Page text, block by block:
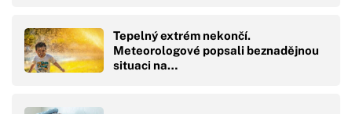
Tepelný extrém nekončí.
Meteorologové popsali beznadějnou
situaci na…